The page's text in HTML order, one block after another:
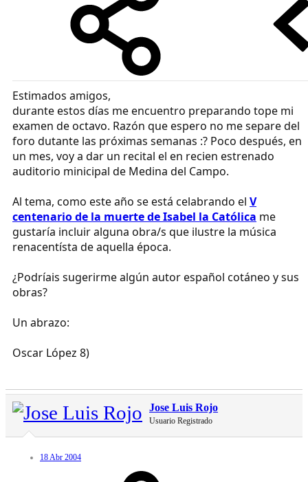
Estimados amigos,
durante estos días me encuentro preparando tope mi
examen de octavo. Razón que espero no me separe del
foro dutante las próximas semanas :? Poco después, en
un mes, voy a dar un recital el en recien estrenado
auditorio minicipal de Medina del Campo.
Al tema, como este año se está celabrando el V
centenario de la muerte de Isabel la Católica me
gustaría incluir alguna obra/s que ilustre la música
renacentísta de aquella época.
¿Podríais sugerirme algún autor español cotáneo y sus
obras?
Un abrazo:
Oscar López 8)
Jose Luis Rojo
Usuario Registrado
18 Abr 2004